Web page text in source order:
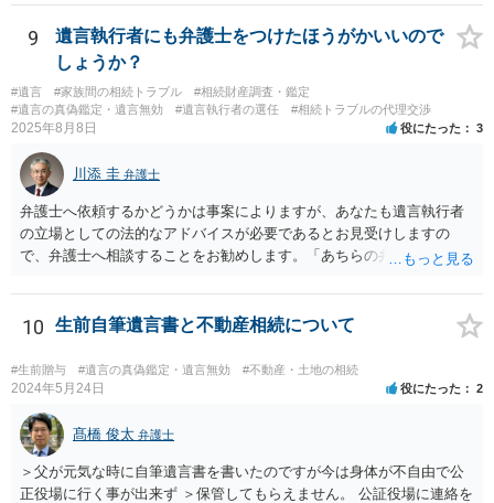
記の義務化に関する説明と混同されている可能性があります。相続登
記については、不動産を相続で取得したことを知った日から３年以内
に申請する義務があります。一方、遺留分侵害額請求は、相続開始お
よび遺留分を侵害する贈与・遺贈があったことを知った時から１年で
時効にかかります。また、相続開始から１０年が経過すると、認識の
有無にかかわらず行使できなくなります。 奥様がご両親の死亡を最近
効がいつから進むかは慎重に検討する必要があります。ただし、死亡
から３年が経過しているとのことですので、早急に戸籍、遺言の有
無、不動産登記、遺産分割協議書の有無を確認した方がよいでしょ
う。特に、お姉様側だけで不動産名義を変更している場合、遺言があ
ったのか、遺産分割協議書が作成されているのか、奥様の署名押印が
以前に、法定相続分や遺産分割未了の問題として整理すべき場合もあ
ります。 奥様において戸籍謄本、不動産登記簿、固定資産評価証明
書、遺言書の有無等を確認し、弁護士に個別に相談した方がよいと思
われます。
9
遺言執行者にも弁護士をつけたほうがかいいので
しょうか？
#遺言 #家族間の相続トラブル
#相続財産調査・鑑定
#遺言の真偽鑑定・遺言無効
#遺言執行者の選任 #相続トラブルの代理交渉
2025年8月8日 役にたった 3
川添 圭 弁護士
弁護士へ依頼するかどうかは事案によりますが、あなたも遺言執行者
の立場としての法的なアドバイスが必要であるとお見受けしますの
で、弁護士へ相談することをお勧めします。「あちらの弁護士」（元
誘導しかしてこないと思います。
10 生前自筆遺言書と不動産相続について
#生前贈与 #遺言の真偽鑑定・遺言無効 #不動産・土地の相続
2024年5月24日 役にたった 2
髙橋 俊太 弁護士
＞父が元気な時に自筆遺言書を書いたのですが今は身体が不自由で公
正役場に行く事が出来ず ＞保管してもらえません。 公証役場に連絡を